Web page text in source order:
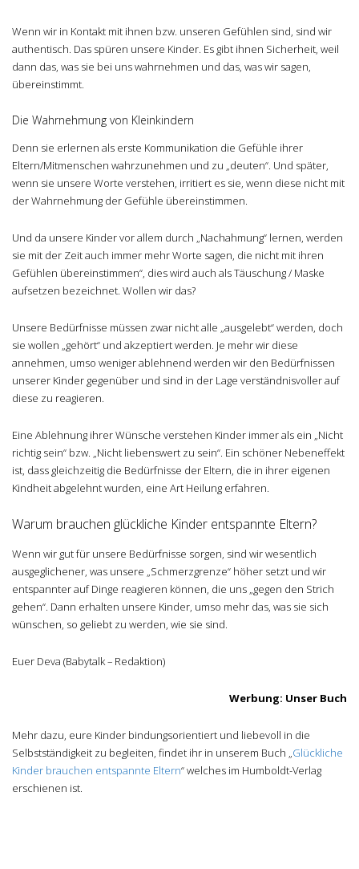
Wenn wir in Kontakt mit ihnen bzw. unseren Gefühlen sind, sind wir
authentisch. Das spüren unsere Kinder. Es gibt ihnen Sicherheit, weil
dann das, was sie bei uns wahrnehmen und das, was wir sagen,
übereinstimmt.
Die Wahrnehmung von Kleinkindern
Denn sie erlernen als erste Kommunikation die Gefühle ihrer
Eltern/Mitmenschen wahrzunehmen und zu „deuten“. Und später,
wenn sie unsere Worte verstehen, irritiert es sie, wenn diese nicht mit
der Wahrnehmung der Gefühle übereinstimmen.
Und da unsere Kinder vor allem durch „Nachahmung“ lernen, werden
sie mit der Zeit auch immer mehr Worte sagen, die nicht mit ihren
Gefühlen übereinstimmen“, dies wird auch als Täuschung / Maske
aufsetzen bezeichnet. Wollen wir das?
Unsere Bedürfnisse müssen zwar nicht alle „ausgelebt“ werden, doch
sie wollen „gehört“ und akzeptiert werden. Je mehr wir diese
annehmen, umso weniger ablehnend werden wir den Bedürfnissen
unserer Kinder gegenüber und sind in der Lage verständnisvoller auf
diese zu reagieren.
Eine Ablehnung ihrer Wünsche verstehen Kinder immer als ein „Nicht
richtig sein“ bzw. „Nicht liebenswert zu sein“. Ein schöner Nebeneffekt
ist, dass gleichzeitig die Bedürfnisse der Eltern, die in ihrer eigenen
Kindheit abgelehnt wurden, eine Art Heilung erfahren.
Warum brauchen glückliche Kinder entspannte Eltern?
Wenn wir gut für unsere Bedürfnisse sorgen, sind wir wesentlich
ausgeglichener, was unsere „Schmerzgrenze“ höher setzt und wir
entspannter auf Dinge reagieren können, die uns „gegen den Strich
gehen“. Dann erhalten unsere Kinder, umso mehr das, was sie sich
wünschen, so geliebt zu werden, wie sie sind.
Euer Deva (Babytalk – Redaktion)
Werbung: Unser Buch
Mehr dazu, eure Kinder bindungsorientiert und liebevoll in die
Selbstständigkeit zu begleiten, findet ihr in unserem Buch „ Glückliche
Kinder brauchen entspannte Eltern“ welches im Humboldt-Verlag
erschienen ist.